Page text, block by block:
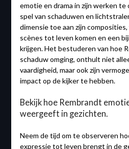
emotie en drama in zijn werken
spel van schaduwen en
dimensie toe aan zijn
scènes tot leven komen en een
krijgen. Het bestuderen van hoe
schaduw omging, onthult niet
vaardigheid, maar ook zijn
impact op de kijker te hebben.
Bekijk hoe Rembrandt
weergeeft in gezichten.
Neem de tijd om te observeren
expressie tot leven brengt in de